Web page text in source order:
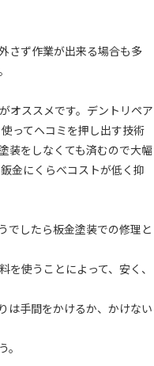
さず作業が出来る場合も多
オススメです。デントリペア
ってヘコミを押し出す技術
装をしなくても済むので大幅
金にくらべコストが低く抑
でしたら板金塗装での修理と
使うことによって、安く、
は手間をかけるか、かけない